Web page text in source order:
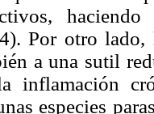
Por otro lado,
a una sutil
inflamación
especies